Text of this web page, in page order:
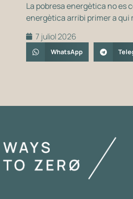
La pobresa energètica no es
energètica arribi primer a qui
7 juliol 2026
WhatsApp